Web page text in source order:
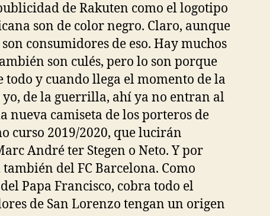
de Rakuten como el logotipo
son de color negro. Claro, aunque
consumidores de eso. Hay muchos
son culés, pero lo son porque
todo y cuando llega el momento de la
yo, de la guerrilla, ahí ya no entran al
nueva camiseta de los porteros de
curso 2019/2020, que lucirán
André ter Stegen o Neto. Y por
también del FC Barcelona. Como
Papa Francisco, cobra todo el
de San Lorenzo tengan un origen